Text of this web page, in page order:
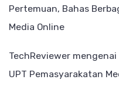
Pertemuan, Bahas
Media Online
TechReviewer mengenai
UPT Pemasyarakatan